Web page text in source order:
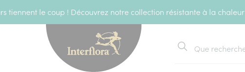
tiennent le coup ! Découvrez notre collection résistante à la chaleur
Rechercher